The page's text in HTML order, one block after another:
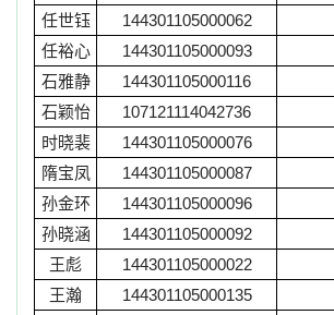
任世钰
144301105000062
任裕心
144301105000093
石雅静
144301105000116
石颖怡
107121114042736
时晓裴
144301105000076
隋宝凤
144301105000087
孙金环
144301105000096
孙晓涵
144301105000092
王彪
144301105000022
王瀚
144301105000135